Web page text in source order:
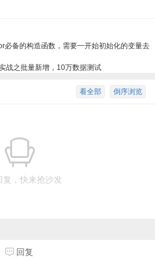
必备的构造函数，需要一开始初始化的变量去
战之批量新增，10万数据测试
倒序浏览
看全部
复，快来抢沙发
回复